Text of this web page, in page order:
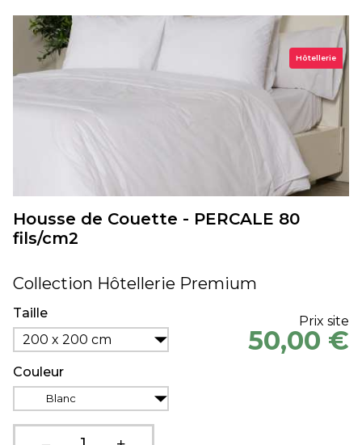
Hôtellerie
Housse de Couette - PERCALE 80
fils/cm2
Collection Hôtellerie Premium
Taille
200 x 200 cm
Couleur
Blanc
Prix site
50,00 €